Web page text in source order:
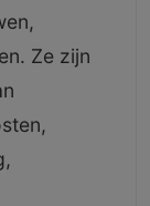
Ze zijn